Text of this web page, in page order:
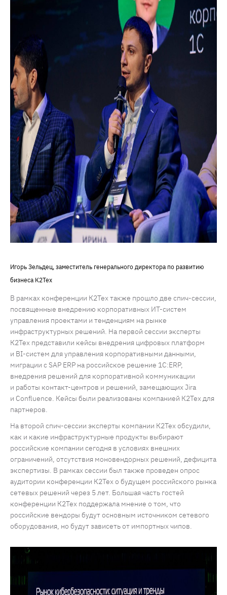
Игорь Зельдец, заместитель генерального директора по развитию
бизнеса К2Тех
В рамках конференции К2Тех также прошло две спич-сессии,
посвященные внедрению корпоративных ИТ-систем
управления проектами и тенденциям на рынке
инфраструктурных решений. На первой сессии эксперты
К2Тех представили кейсы внедрения цифровых платформ
и BI-систем для управления корпоративными данными,
миграции с SAP ERP на российское решение 1C:ERP,
внедрения решений для корпоративной коммуникации
и работы контакт-центров и решений, замещающих Jira
и Confluence. Кейсы были реализованы компанией К2Тех для
партнеров.
На второй спич-сессии эксперты компании К2Тех обсудили,
как и какие инфраструктурные продукты выбирают
российские компании сегодня в условиях внешних
ограничений, отсутствия моновендорных решений, дефицита
экспертизы. В рамках сессии был также проведен опрос
аудитории конференции К2Тех о будущем российского рынка
сетевых решений через 5 лет. Большая часть гостей
конференции К2Тех поддержала мнение о том, что
российские вендоры будут основным источником сетевого
оборудования, но будут зависеть от импортных чипов.